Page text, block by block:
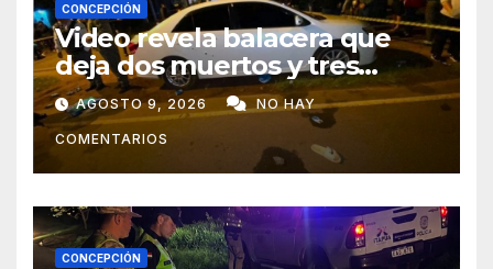
CONCEPCIÓN
Video revela balacera que
deja dos muertos y tres
heridos en Tava’ i, Caazapá
AGOSTO 9, 2026 NO HAY
COMENTARIOS
CONCEPCIÓN